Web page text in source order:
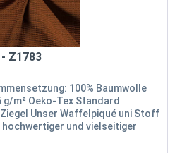
Z1783
100% Baumwolle
g/m² Oeko-Tex Standard
Unser Waffelpiqué uni Stoff
hochwertiger und vielseitiger